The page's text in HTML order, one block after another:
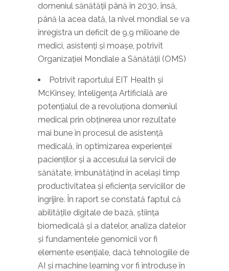
domeniul sănătății până în 2030, însă,
până la acea dată, la nivel mondial se va
înregistra un deficit de 9,9 milioane de
medici, asistenți și moașe, potrivit
Organizației Mondiale a Sănătății (OMS)
Potrivit raportului EIT Health și
McKinsey, Inteligența Artificială are
potențialul de a revoluționa domeniul
medical prin obținerea unor rezultate
mai bune în procesul de asistență
medicală, în optimizarea experienței
pacienților și a accesului la servicii de
sănătate, îmbunătățind în același timp
productivitatea și eficiența serviciilor de
îngrijire. În raport se constată faptul că
abilitățile digitale de bază, știința
biomedicală și a datelor, analiza datelor
și fundamentele genomicii vor fi
elemente esențiale, dacă tehnologiile de
AI și machine learning vor fi introduse în